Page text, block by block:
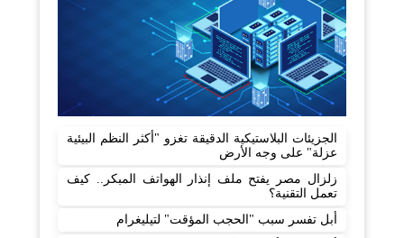
الجزيئات البلاستيكية الدقيقة تغزو "أكثر النظم البيئية
عزلة" على وجه الأرض
زلزال مصر يفتح ملف إنذار الهواتف المبكر.. كيف
تعمل التقنية؟
أبل تفسر سبب "الحجب المؤقت" لتيليغرام